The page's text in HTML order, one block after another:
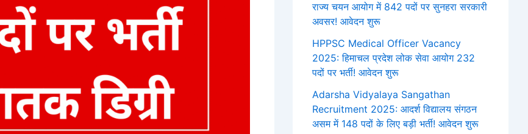
राज्य चयन आयोग में 842 पदों पर सुनहरा सरकारी
अवसर! आवेदन शुरू
HPPSC Medical Officer Vacancy
2025: हिमाचल प्रदेश लोक सेवा आयोग 232
पदों पर भर्ती! आवेदन शुरू
Adarsha Vidyalaya Sangathan
Recruitment 2025: आदर्श विद्यालय संगठन
असम में 148 पदों के लिए बड़ी भर्ती! आवेदन शुरू